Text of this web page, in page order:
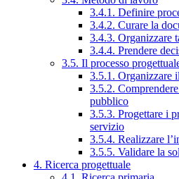
3.4.1. Definire
3.4.2. Curare la
3.4.3. Organizzare
3.4.4. Prendere
3.5. Il processo
3.5.1. Organizzare
3.5.2.
pubblico
3.5.3. Progettare i
servizio
3.5.4. Realizzare
3.5.5. Validare la
4. Ricerca progettuale